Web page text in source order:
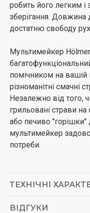
робить його легким і
зберігання. Довжина
достатню свободу
Мультимейкер
помічником на вашій
різноманітні смачні
Незалежно від того,
грильовані страви на
або печиво
мультимейкер
потреби.
ТЕХНІЧНІ
ВІДГУКИ